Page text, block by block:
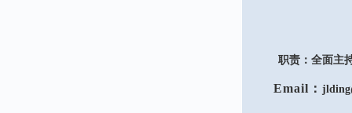
职责：全面主持
Email：